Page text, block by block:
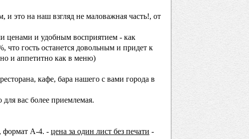
это на наш взгляд не маловажная часть!, от
ценами и удобным восприятием - как
что гость останется довольным и придет к
и аппетитно как в меню)
кафе, бара нашего с вами города в
для вас более приемлемая.
формат А-4. - цена за один лист без печати -